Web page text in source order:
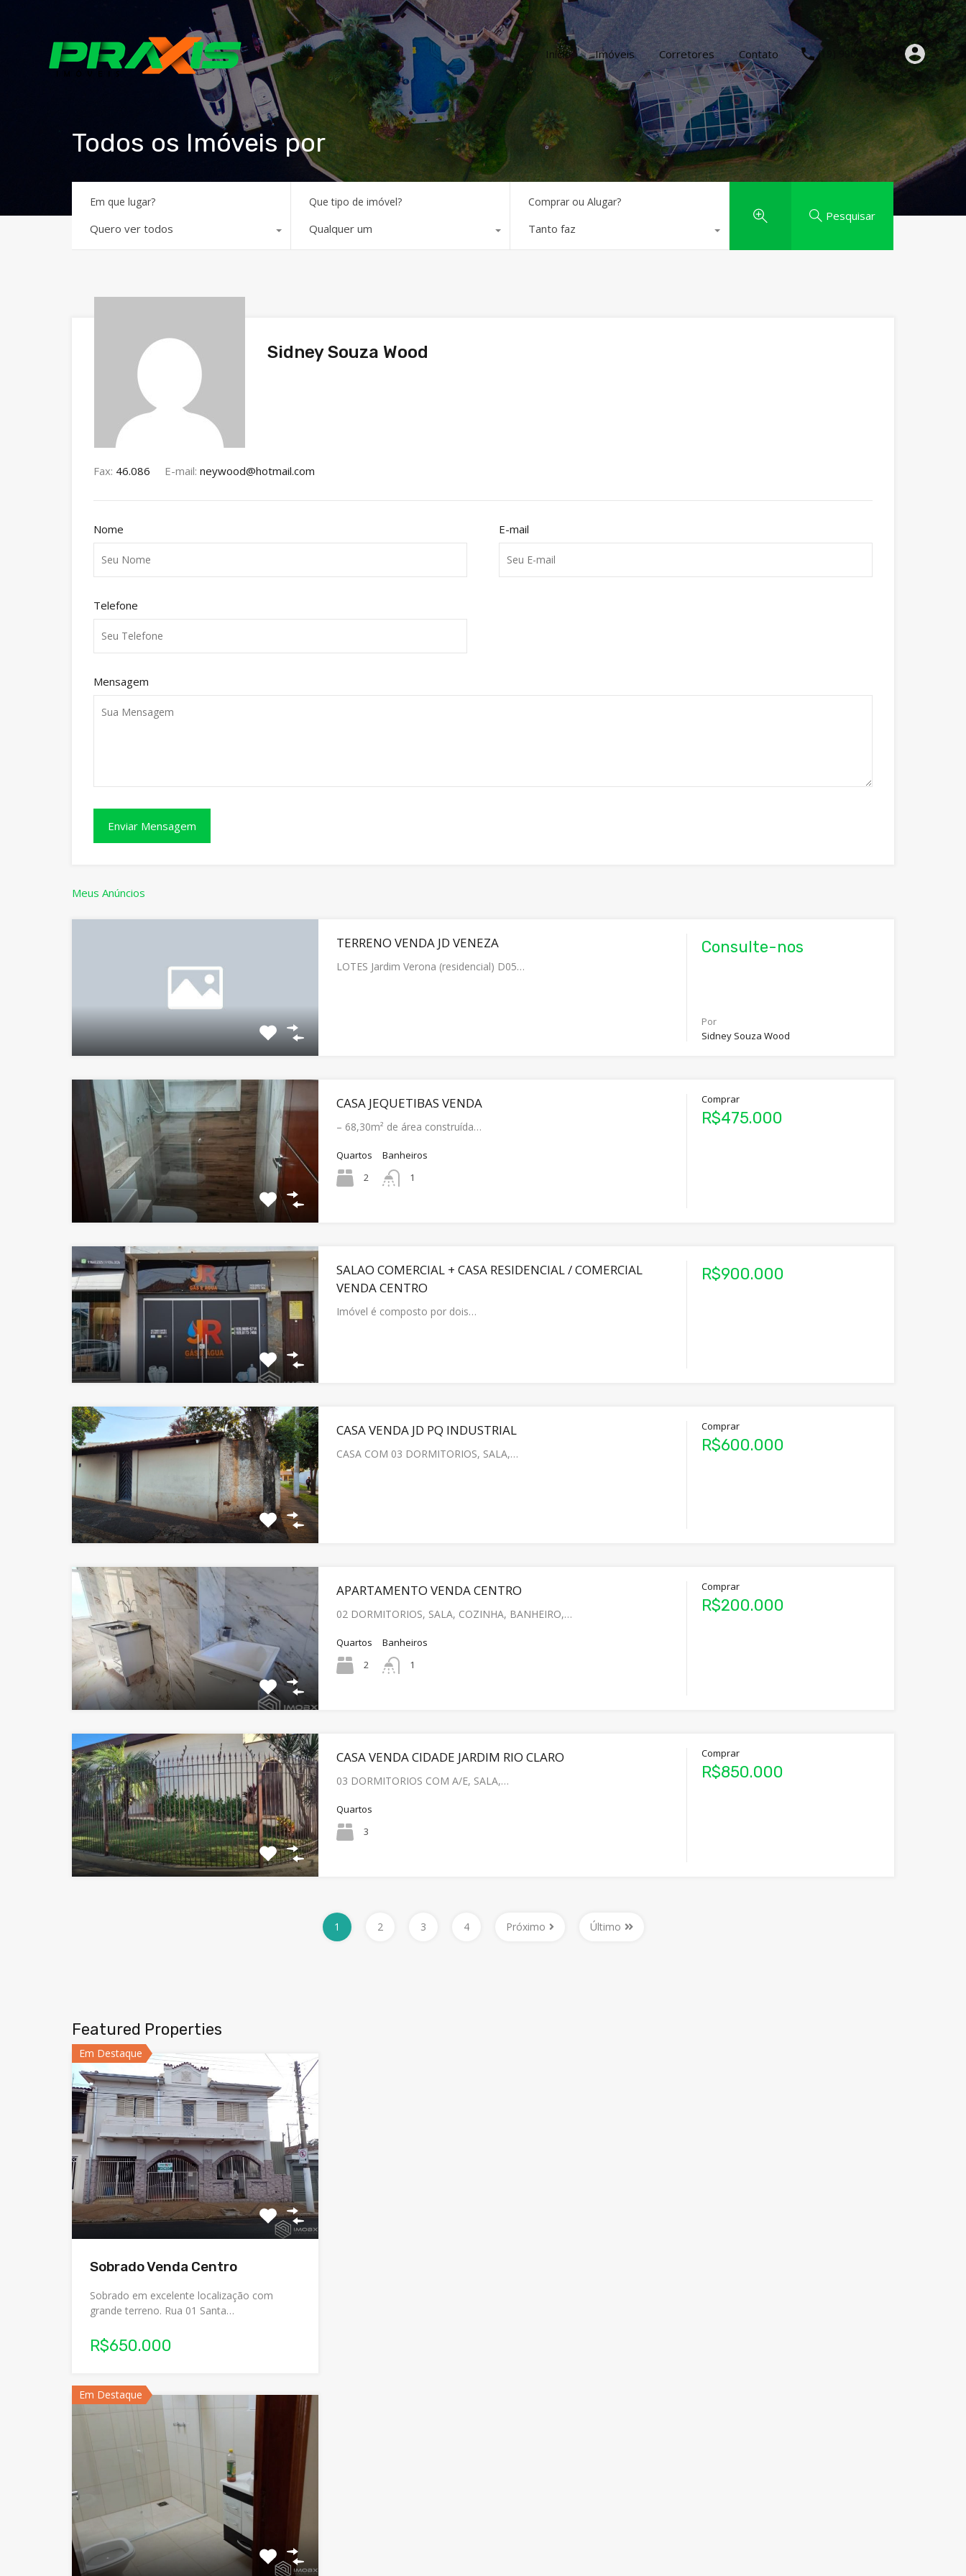
Início Imóveis Corretores Contato (19) 99612-3854
Todos os Imóveis por
Em que lugar?
Quero ver todos
Que tipo de imóvel?
Qualquer um
Comprar ou Alugar?
Tanto faz
Pesquisar
Sidney Souza Wood
Fax: 46.086 E-mail: neywood@hotmail.com
Nome E-mail
Telefone
Mensagem
Meus Anúncios
TERRENO VENDA JD VENEZA
LOTES Jardim Verona (residencial) D05…
Consulte-nos
Por
Sidney Souza Wood
CASA JEQUETIBAS VENDA
– 68,30m² de área construída…
Quartos
2
Banheiros
1
Comprar
R$475.000
SALAO COMERCIAL + CASA RESIDENCIAL / COMERCIAL
VENDA CENTRO
Imóvel é composto por dois…
R$900.000
CASA VENDA JD PQ INDUSTRIAL
CASA COM 03 DORMITORIOS, SALA,…
Comprar
R$600.000
APARTAMENTO VENDA CENTRO
02 DORMITORIOS, SALA, COZINHA, BANHEIRO,…
Quartos
2
Banheiros
1
Comprar
R$200.000
CASA VENDA CIDADE JARDIM RIO CLARO
03 DORMITORIOS COM A/E, SALA,…
Quartos
3
Comprar
R$850.000
1 2 3 4 Próximo Último
Featured Properties
Em Destaque
Sobrado Venda Centro
Sobrado em excelente localização com
grande terreno. Rua 01 Santa…
R$650.000
Em Destaque